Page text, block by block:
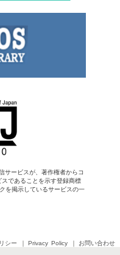
サービスが、著作権者からコ
であることを示す登録商標
を掲示しているサービスの一
シー Privacy Policy お問い合わせ